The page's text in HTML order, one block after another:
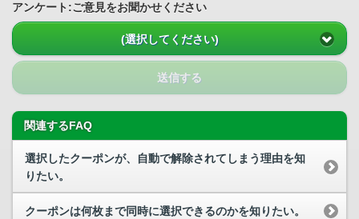
アンケート:ご意見をお聞かせください
(選択してください)
送信する
関連するFAQ
選択したクーポンが、自動で解除されてしまう理由を知
りたい。
クーポンは何枚まで同時に選択できるのかを知りたい。